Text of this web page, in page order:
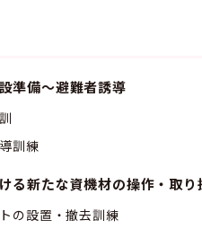
準備～避難者誘導
訓練
る新たな資機材の操作・取り
の設置・撤去訓練